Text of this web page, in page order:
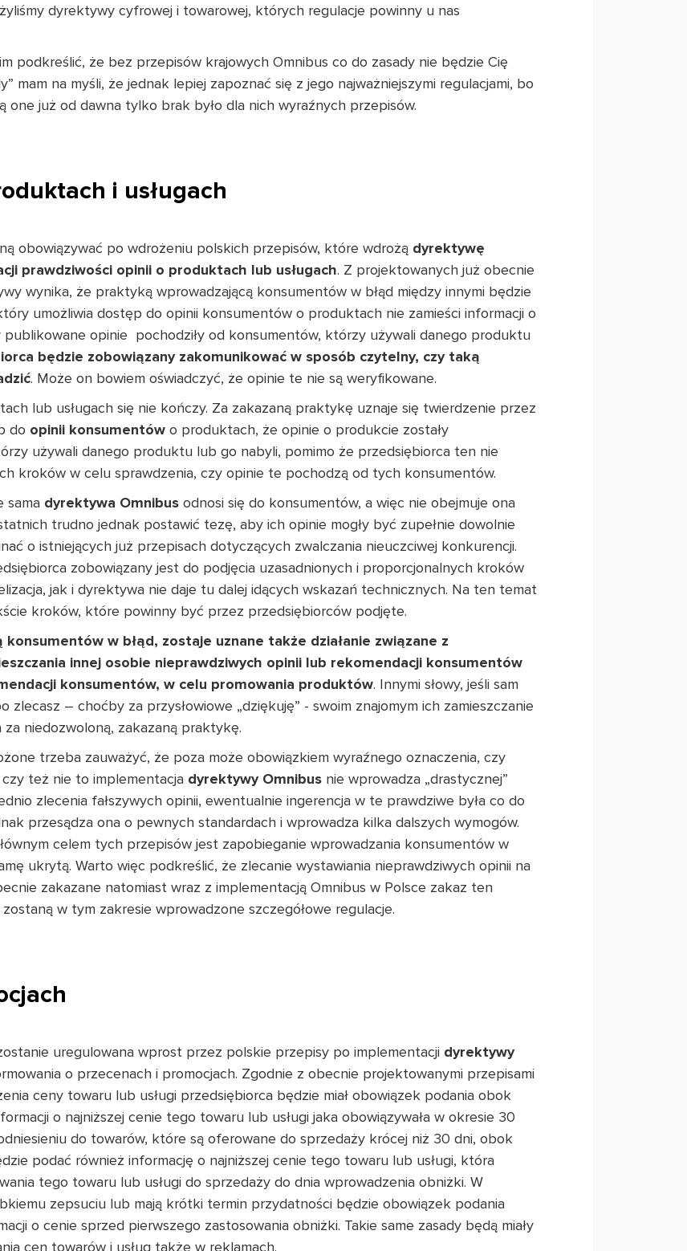
dyrektywy cyfrowej i towarowej, których regulacje powinny u nas
podkreślić, że bez przepisów krajowych Omnibus co do zasady nie będzie Cię
mam na myśli, że jednak lepiej zapoznać się z jego najważniejszymi regulacjami, bo
one już od dawna tylko brak było dla nich wyraźnych przepisów.
i usługach
obowiązywać po wdrożeniu polskich przepisów, które wdrożą dyrektywę
prawdziwości opinii o produktach lub usługach. Z projektowanych już obecnie
wynika, że praktyką wprowadzającą konsumentów w błąd między innymi będzie
umożliwia dostęp do opinii konsumentów o produktach nie zamieści informacji o
publikowane opinie pochodziły od konsumentów, którzy używali danego produktu
będzie zobowiązany zakomunikować w sposób czytelny, czy taką
. Może on bowiem oświadczyć, że opinie te nie są weryfikowane.
lub usługach się nie kończy. Za zakazaną praktykę uznaje się twierdzenie przez
do opinii konsumentów o produktach, że opinie o produkcie zostały
używali danego produktu lub go nabyli, pomimo że przedsiębiorca ten nie
kroków w celu sprawdzenia, czy opinie te pochodzą od tych konsumentów.
sama dyrektywa Omnibus odnosi się do konsumentów, a więc nie obejmuje ona
trudno jednak postawić tezę, aby ich opinie mogły być zupełnie dowolnie
o istniejących już przepisach dotyczących zwalczania nieuczciwej konkurencji.
zobowiązany jest do podjęcia uzasadnionych i proporcjonalnych kroków
jak i dyrektywa nie daje tu dalej idących wskazań technicznych. Na ten temat
kroków, które powinny być przez przedsiębiorców podjęte.
w błąd, zostaje uznane także działanie związane z
innej osobie nieprawdziwych opinii lub rekomendacji konsumentów
konsumentów, w celu promowania produktów. Innymi słowy, jeśli sam
zlecasz – choćby za przysłowiowe „dziękuję” - swoim znajomym ich zamieszczanie
niedozwoloną, zakazaną praktykę.
trzeba zauważyć, że poza może obowiązkiem wyraźnego oznaczenia, czy
też nie to implementacja dyrektywy Omnibus nie wprowadza „drastycznej”
zlecenia fałszywych opinii, ewentualnie ingerencja w te prawdziwe była co do
przesądza ona o pewnych standardach i wprowadza kilka dalszych wymogów.
celem tych przepisów jest zapobieganie wprowadzania konsumentów w
ukrytą. Warto więc podkreślić, że zlecanie wystawiania nieprawdziwych opinii na
zakazane natomiast wraz z implementacją Omnibus w Polsce zakaz ten
w tym zakresie wprowadzone szczegółowe regulacje.
uregulowana wprost przez polskie przepisy po implementacji dyrektywy
o przecenach i promocjach. Zgodnie z obecnie projektowanymi przepisami
ceny towaru lub usługi przedsiębiorca będzie miał obowiązek podania obok
o najniższej cenie tego towaru lub usługi jaka obowiązywała w okresie 30
do towarów, które są oferowane do sprzedaży krócej niż 30 dni, obok
podać również informację o najniższej cenie tego towaru lub usługi, która
tego towaru lub usługi do sprzedaży do dnia wprowadzenia obniżki. W
zepsuciu lub mają krótki termin przydatności będzie obowiązek podania
o cenie sprzed pierwszego zastosowania obniżki. Takie same zasady będą miały
cen towarów i usług także w reklamach.